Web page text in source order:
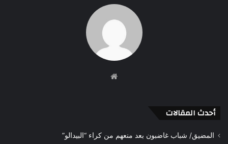
أحدث المقالات
المضيق/ شباب غاضبون بعد منعهم من كراء “البيدالو”